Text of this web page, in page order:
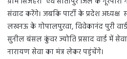
संवाद करेंगे। जबकि पार्टी के प्रदेश अध्यक्ष
लखनऊ के गोपालपुरवा, विवेकानंद पुरी
सुनील बंसल कुंवर ज्योति प्रसाद वार्ड में
नारायण सेवा का मंत्र लेकर पहुंचेंगे।